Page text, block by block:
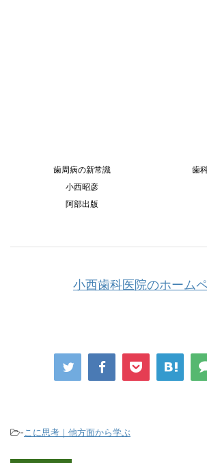
歯周病の新常識
小西昭彦
阿部出版
歯
小西歯科医院のホーム
- こに思考｜他方面から学ぶ